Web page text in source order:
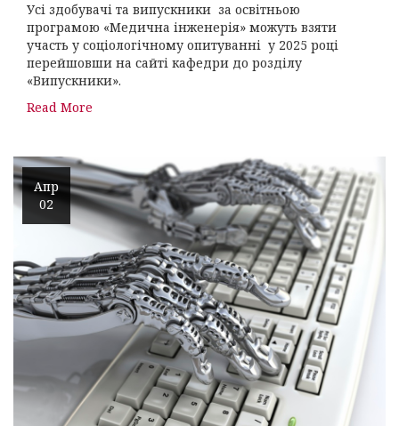
Усі здобувачі та випускники за освітньою
програмою «Медична інженерія» можуть взяти
участь у соціологічному опитуванні у 2025 році
перейшовши на сайті кафедри до розділу
«Випускники».
Read More
Апр
02